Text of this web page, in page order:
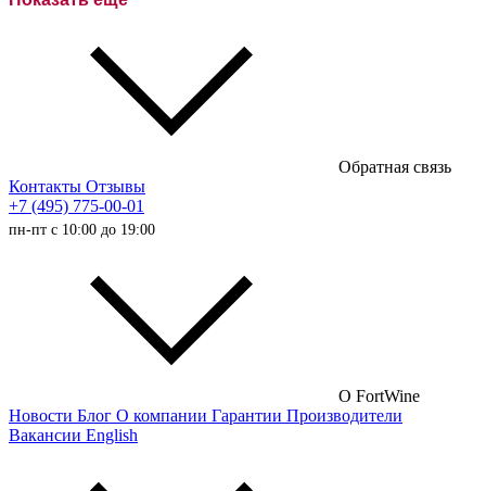
Полусухие вина
Полусладкие вина
Итальянские вина
Испанские вина
Немецкие вина
Австрийские вина
Чилийские вина
Обратная связь
Контакты Отзывы
+7 (495) 775-00-01
пн-пт с 10:00 до 19:00
О FortWine
Новости Блог О компании Гарантии Производители
Вакансии English